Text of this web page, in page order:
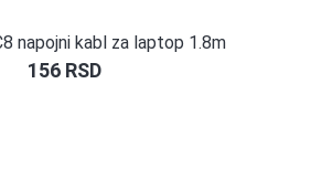
napojni kabl za laptop 1.8m
156 RSD